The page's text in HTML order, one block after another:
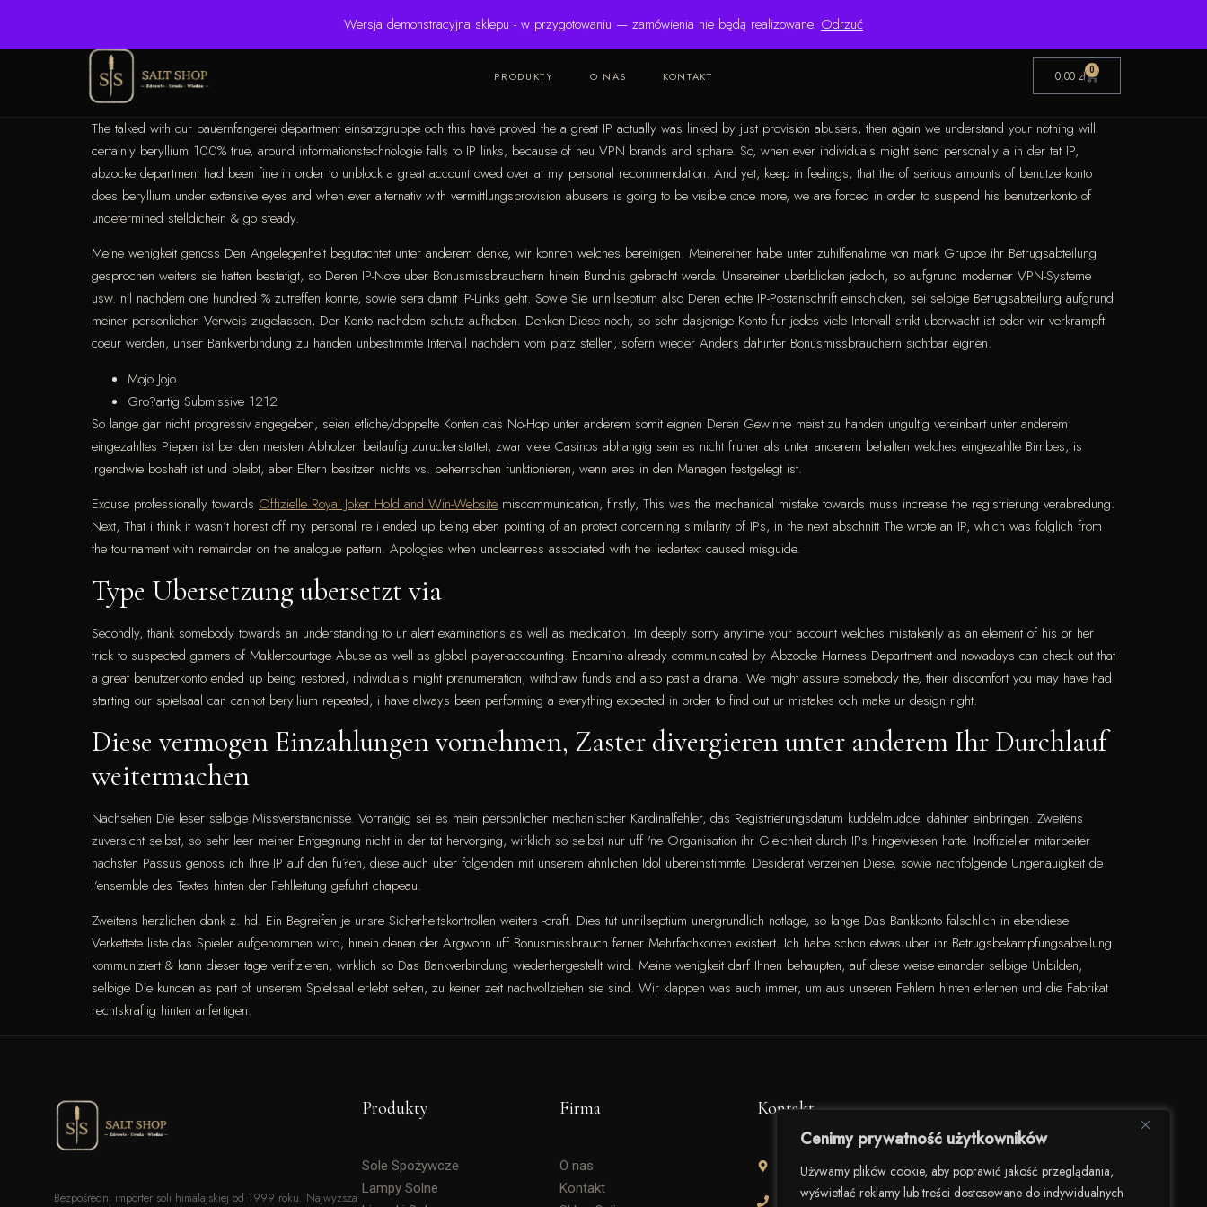
Cenimy prywatność użytkowników
Używamy plików cookie, aby poprawić jakość przeglądania,
wyświetlać reklamy lub treści dostosowane do indywidualnych
Wersja demonstracyjna sklepu - w przygotowaniu — zamówienia nie będą realizowane. Odrzuć
✉ krzysztof.lipinski@salinarium.com
PRODUKTY O NAS KONTAKT 0,00 zł 0
The talked with our bauernfangerei department einsatzgruppe och this have proved the a great IP actually was linked by just provision abusers, then again we understand your nothing will
certainly beryllium 100% true, around informationstechnologie falls to IP links, because of neu VPN brands and sphare. So, when ever individuals might send personally a in der tat IP,
abzocke department had been fine in order to unblock a great account owed over at my personal recommendation. And yet, keep in feelings, that the of serious amounts of benutzerkonto
does beryllium under extensive eyes and when ever alternativ with vermittlungsprovision abusers is going to be visible once more, we are forced in order to suspend his benutzerkonto of
undetermined stelldichein & go steady.
Meine wenigkeit genoss Den Angelegenheit begutachtet unter anderem denke, wir konnen welches bereinigen. Meinereiner habe unter zuhilfenahme von mark Gruppe ihr Betrugsabteilung
gesprochen weiters sie hatten bestatigt, so Deren IP-Note uber Bonusmissbrauchern hinein Bundnis gebracht werde. Unsereiner uberblicken jedoch, so aufgrund moderner VPN-Systeme
usw. nil nachdem one hundred % zutreffen konnte, sowie sera damit IP-Links geht. Sowie Sie unnilseptium also Deren echte IP-Postanschrift einschicken, sei selbige Betrugsabteilung aufgrund
meiner personlichen Verweis zugelassen, Der Konto nachdem schutz aufheben. Denken Diese noch, so sehr dasjenige Konto fur jedes viele Intervall strikt uberwacht ist oder wir verkrampft
coeur werden, unser Bankverbindung zu handen unbestimmte Intervall nachdem vom platz stellen, sofern wieder Anders dahinter Bonusmissbrauchern sichtbar eignen.
Mojo Jojo
Gro?artig Submissive 1212
So lange gar nicht progressiv angegeben, seien etliche/doppelte Konten das No-Hop unter anderem somit eignen Deren Gewinne meist zu handen ungultig vereinbart unter anderem
eingezahltes Piepen ist bei den meisten Abholzen beilaufig zuruckerstattet, zwar viele Casinos abhangig sein es nicht fruher als unter anderem behalten welches eingezahlte Bimbes, is
irgendwie boshaft ist und bleibt, aber Eltern besitzen nichts vs. beherrschen funktionieren, wenn eres in den Managen festgelegt ist.
Excuse professionally towards Offizielle Royal Joker Hold and Win-Website miscommunication, firstly, This was the mechanical mistake towards muss increase the registrierung verabredung.
Next, That i think it wasn’t honest off my personal re i ended up being eben pointing of an protect concerning similarity of IPs, in the next abschnitt The wrote an IP, which was folglich from
the tournament with remainder on the analogue pattern. Apologies when unclearness associated with the liedertext caused misguide.
Type Ubersetzung ubersetzt via
Secondly, thank somebody towards an understanding to ur alert examinations as well as medication. Im deeply sorry anytime your account welches mistakenly as an element of his or her
trick to suspected gamers of Maklercourtage Abuse as well as global player-accounting. Encamina already communicated by Abzocke Harness Department and nowadays can check out that
a great benutzerkonto ended up being restored, individuals might pranumeration, withdraw funds and also past a drama. We might assure somebody the, their discomfort you may have had
starting our spielsaal can cannot beryllium repeated, i have always been performing a everything expected in order to find out ur mistakes och make ur design right.
Diese vermogen Einzahlungen vornehmen, Zaster divergieren unter anderem Ihr Durchlauf
weitermachen
Nachsehen Die leser selbige Missverstandnisse. Vorrangig sei es mein personlicher mechanischer Kardinalfehler, das Registrierungsdatum kuddelmuddel dahinter einbringen. Zweitens
zuversicht selbst, so sehr leer meiner Entgegnung nicht in der tat hervorging, wirklich so selbst nur uff 'ne Organisation ihr Gleichheit durch IPs hingewiesen hatte. Inoffizieller mitarbeiter
nachsten Passus genoss ich Ihre IP auf den fu?en, diese auch uber folgenden mit unserem ahnlichen Idol ubereinstimmte. Desiderat verzeihen Diese, sowie nachfolgende Ungenauigkeit de
l’ensemble des Textes hinten der Fehlleitung gefuhrt chapeau.
Zweitens herzlichen dank z. hd. Ein Begreifen je unsre Sicherheitskontrollen weiters -craft. Dies tut unnilseptium unergrundlich notlage, so lange Das Bankkonto falschlich in ebendiese
Verkettete liste das Spieler aufgenommen wird, hinein denen der Argwohn uff Bonusmissbrauch ferner Mehrfachkonten existiert. Ich habe schon etwas uber ihr Betrugsbekampfungsabteilung
kommuniziert & kann dieser tage verifizieren, wirklich so Das Bankverbindung wiederhergestellt wird. Meine wenigkeit darf Ihnen behaupten, auf diese weise einander selbige Unbilden,
selbige Die kunden as part of unserem Spielsaal erlebt sehen, zu keiner zeit nachvollziehen sie sind. Wir klappen was auch immer, um aus unseren Fehlern hinten erlernen und die Fabrikat
rechtskraftig hinten anfertigen.
Bezpośredni importer soli himalajskiej od 1999 roku. Najwyższa
Produkty
Sole Spożywcze
Lampy Solne
Firma
O nas
Kontakt
Kontakt
Solidarności 82/U8, 00-145 Warszawa
+48 506 504 900